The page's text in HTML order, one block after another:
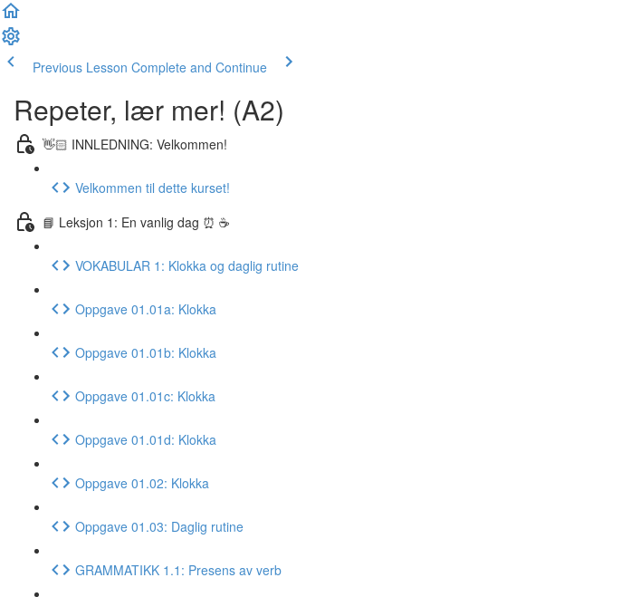
Previous Lesson Complete and Continue
Repeter, lær mer! (A2)
👋🏻 INNLEDNING: Velkommen!
Velkommen til dette kurset!
📘 Leksjon 1: En vanlig dag ⏰ ☕️
VOKABULAR 1: Klokka og daglig rutine
Oppgave 01.01a: Klokka
Oppgave 01.01b: Klokka
Oppgave 01.01c: Klokka
Oppgave 01.01d: Klokka
Oppgave 01.02: Klokka
Oppgave 01.03: Daglig rutine
GRAMMATIKK 1.1: Presens av verb